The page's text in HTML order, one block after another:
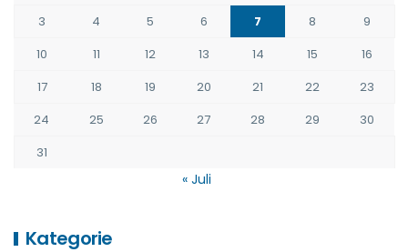
3
4 5 6 7 8
9
10
11 12 13 14 15
16
17
18 19 20 21 22
23
24
25 26 27 28 29
30
31
« Juli
Kategorie